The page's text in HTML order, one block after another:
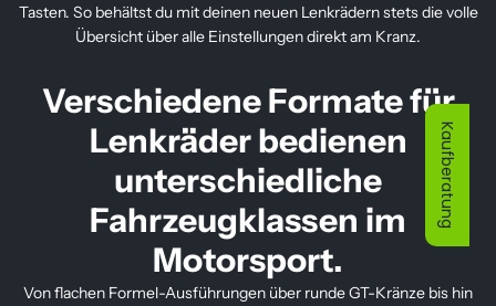
Tasten. So behältst du mit deinen neuen Lenkrädern stets die volle
Übersicht über alle Einstellungen direkt am Kranz.
Verschiedene Formate für
Lenkräder bedienen
unterschiedliche
Fahrzeugklassen im
Motorsport.
Von flachen Formel-Ausführungen über runde GT-Kränze bis hin
Kaufberatung